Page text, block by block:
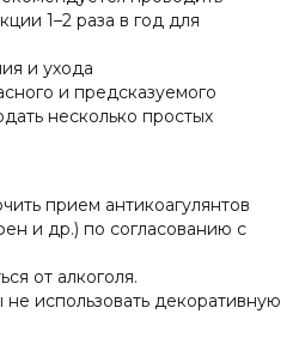
1–2 раза в год для
и ухода
и предсказуемого
несколько простых
прием антикоагулянтов
и др.) по согласованию с
от алкоголя.
использовать декоративную